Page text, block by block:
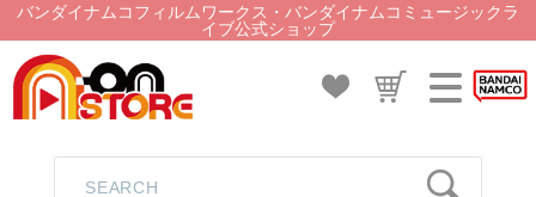
バンダイナムコフィルムワークス・バンダイナムコミュージックラ
イブ公式ショップ